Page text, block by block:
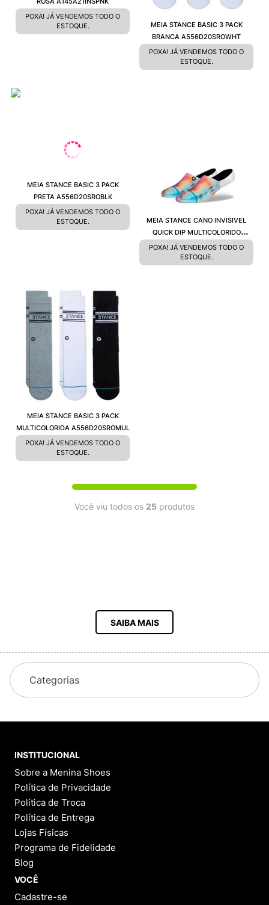
POXA! JÁ VENDEMOS TODO O
ESTOQUE.
MEIA STANCE BASIC 3 PACK
BRANCA A556D20SROWHT
POXA! JÁ VENDEMOS TODO O
ESTOQUE.
MEIA STANCE BASIC 3 PACK
PRETA A556D20SROBLK
POXA! JÁ VENDEMOS TODO O
ESTOQUE.
MEIA STANCE CANO INVISIVEL
QUICK DIP MULTICOLORIDO
A145A22QUIMUL
POXA! JÁ VENDEMOS TODO O
ESTOQUE.
MEIA STANCE BASIC 3 PACK
MULTICOLORIDA A556D20SROMUL
POXA! JÁ VENDEMOS TODO O
ESTOQUE.
Você viu todos os 25 produtos
SAIBA MAIS
Categorias
INSTITUCIONAL
Sobre a Menina Shoes
Política de Privacidade
Política de Troca
Política de Entrega
Lojas Físicas
Programa de Fidelidade
Blog
VOCÊ
Cadastre-se